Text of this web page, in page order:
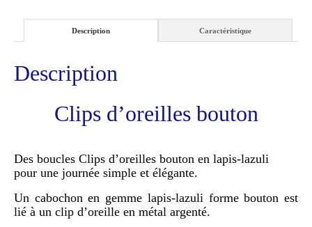
Description Caractéristique
Description
Clips d’oreilles bouton
Des boucles Clips d’oreilles bouton en lapis-lazuli
pour une journée simple et élégante.
Un cabochon en gemme lapis-lazuli forme bouton est
lié à un clip d’oreille en métal argenté.